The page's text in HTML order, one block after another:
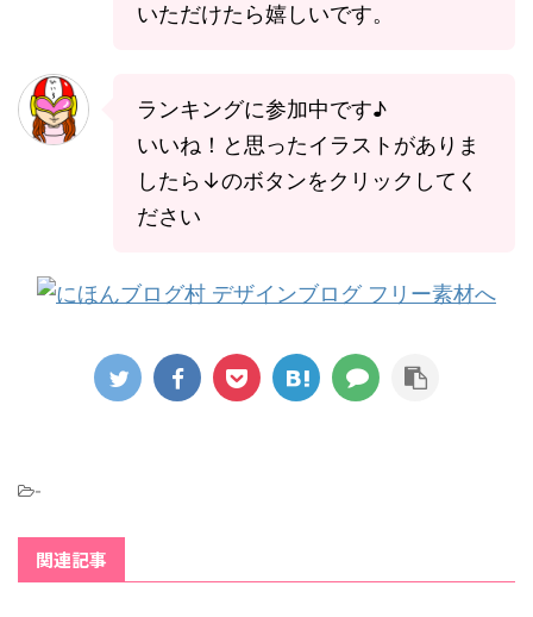
いただけたら嬉しいです。
ランキングに参加中です♪
いいね！と思ったイラストがありま
したら↓のボタンをクリックしてく
ださい
-
関連記事